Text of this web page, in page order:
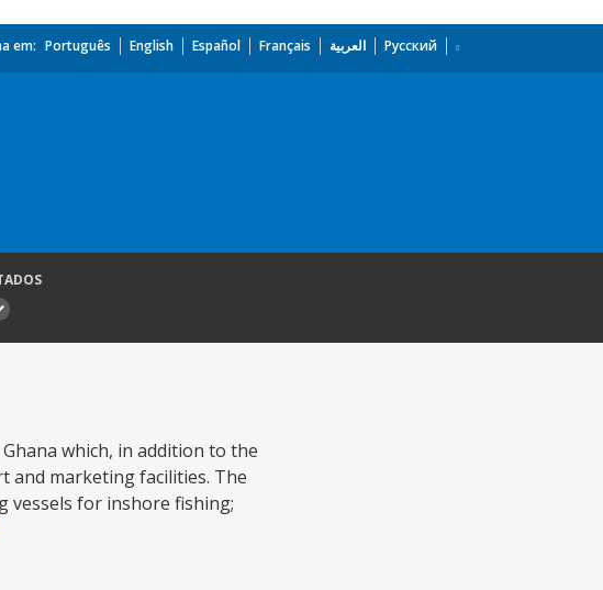
em: Português English Español Français العربية Русский
which, in addition to the
and marketing facilities. The
vessels for inshore fishing;